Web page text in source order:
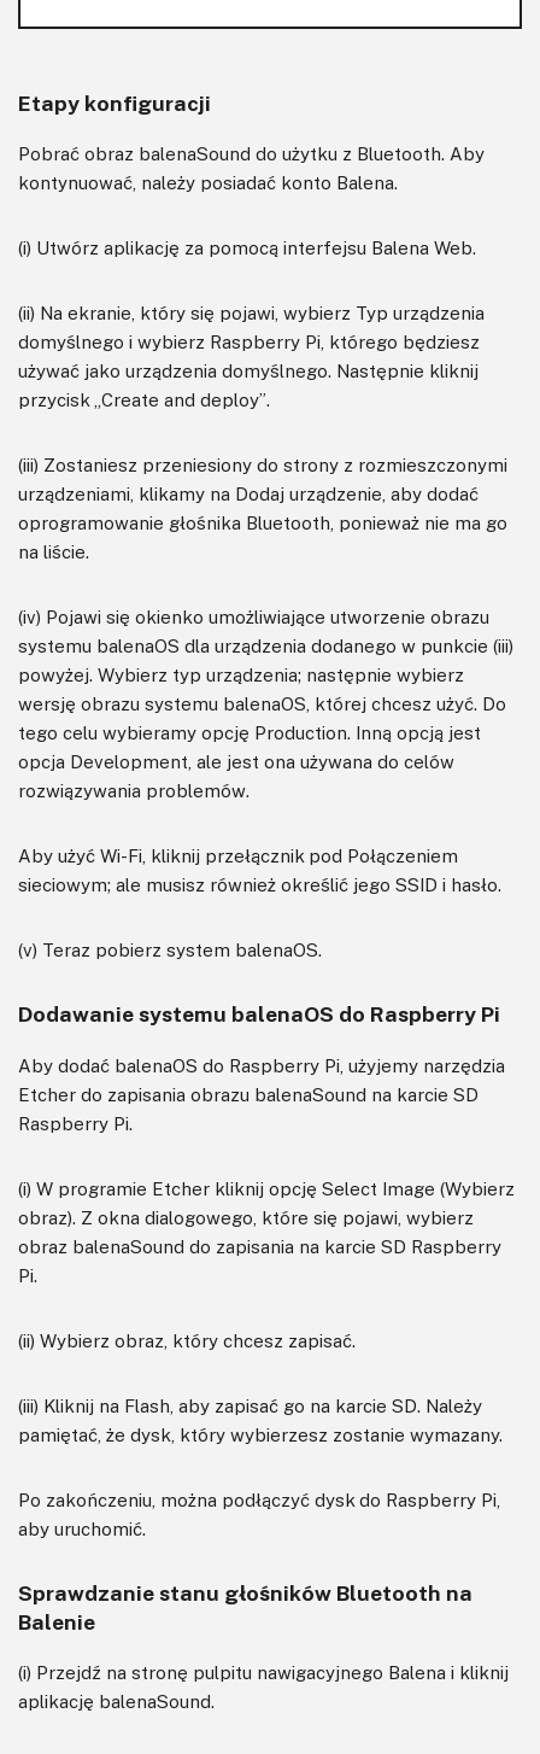
Etapy konfiguracji
Pobrać obraz balenaSound do użytku z Bluetooth. Aby
kontynuować, należy posiadać konto Balena.
(i) Utwórz aplikację za pomocą interfejsu Balena Web.
(ii) Na ekranie, który się pojawi, wybierz Typ urządzenia
domyślnego i wybierz Raspberry Pi, którego będziesz
używać jako urządzenia domyślnego. Następnie kliknij
przycisk „Create and deploy”.
(iii) Zostaniesz przeniesiony do strony z rozmieszczonymi
urządzeniami, klikamy na Dodaj urządzenie, aby dodać
oprogramowanie głośnika Bluetooth, ponieważ nie ma go
na liście.
(iv) Pojawi się okienko umożliwiające utworzenie obrazu
systemu balenaOS dla urządzenia dodanego w punkcie (iii)
powyżej. Wybierz typ urządzenia; następnie wybierz
wersję obrazu systemu balenaOS, której chcesz użyć. Do
tego celu wybieramy opcję Production. Inną opcją jest
opcja Development, ale jest ona używana do celów
rozwiązywania problemów.
Aby użyć Wi-Fi, kliknij przełącznik pod Połączeniem
sieciowym; ale musisz również określić jego SSID i hasło.
(v) Teraz pobierz system balenaOS.
Dodawanie systemu balenaOS do Raspberry Pi
Aby dodać balenaOS do Raspberry Pi, użyjemy narzędzia
Etcher do zapisania obrazu balenaSound na karcie SD
Raspberry Pi.
(i) W programie Etcher kliknij opcję Select Image (Wybierz
obraz). Z okna dialogowego, które się pojawi, wybierz
obraz balenaSound do zapisania na karcie SD Raspberry
Pi.
(ii) Wybierz obraz, który chcesz zapisać.
(iii) Kliknij na Flash, aby zapisać go na karcie SD. Należy
pamiętać, że dysk, który wybierzesz zostanie wymazany.
Po zakończeniu, można podłączyć dysk do Raspberry Pi,
aby uruchomić.
Sprawdzanie stanu głośników Bluetooth na
Balenie
(i) Przejdź na stronę pulpitu nawigacyjnego Balena i kliknij
aplikację balenaSound.